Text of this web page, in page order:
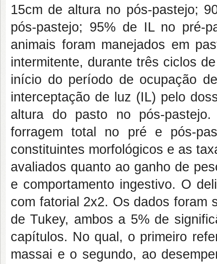
15cm de altura no pós-pastejo;
pós-pastejo; 95% de IL no pré-
animais foram manejados em
intermitente, durante três ciclos
início do período de ocupação
interceptação de luz (IL) pelo
altura do pasto no pós-
forragem total no pré e pós-
constituintes morfológicos e as
avaliados quanto ao ganho de
e comportamento ingestivo. O
com fatorial 2x2. Os dados foram
de Tukey, ambos a 5% de
capítulos. No qual, o primeiro
massai e o segundo, ao